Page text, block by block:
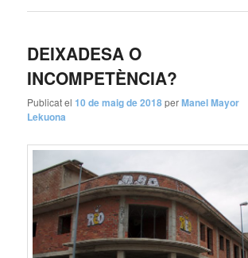
DEIXADESA O
INCOMPETÈNCIA?
Publicat el10 de maig de 2018perManel Mayor
Lekuona